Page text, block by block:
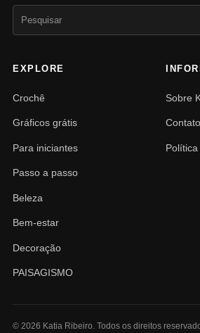
EXPLORE
Crochê
Gráficos grátis
Para iniciantes
Passo a passo
Beleza
Bem-estar
Decoração
PAISAGISMO
Sobre
Contato
© 2026 Katia Ribeiro. Todos os direitos